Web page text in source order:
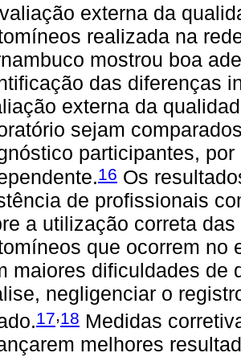
externa da
realizada na
mostrou boa
das diferenças
externa da
sejam
participantes,
16 Os
de profissionais
a utilização correta
que ocorrem no
maiores dificuldades de
negligenciar o
17,18 Medidas
melhores